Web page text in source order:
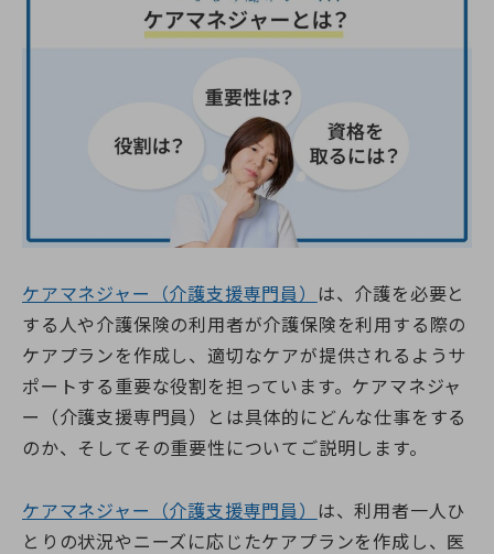
ケアマネジャー（介護支援専門員）
は、介護を必要と
する人や介護保険の利用者が介護保険を利用する際の
ケアプランを作成し、適切なケアが提供されるようサ
ポートする重要な役割を担っています。ケアマネジャ
ー（介護支援専門員）とは具体的にどんな仕事をする
のか、そしてその重要性についてご説明します。
ケアマネジャー（介護支援専門員）
は、利用者一人ひ
とりの状況やニーズに応じたケアプランを作成し、医